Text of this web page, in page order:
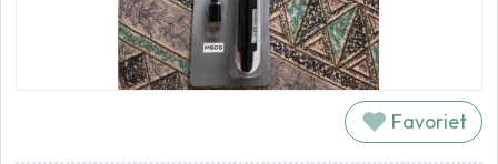
Favoriet